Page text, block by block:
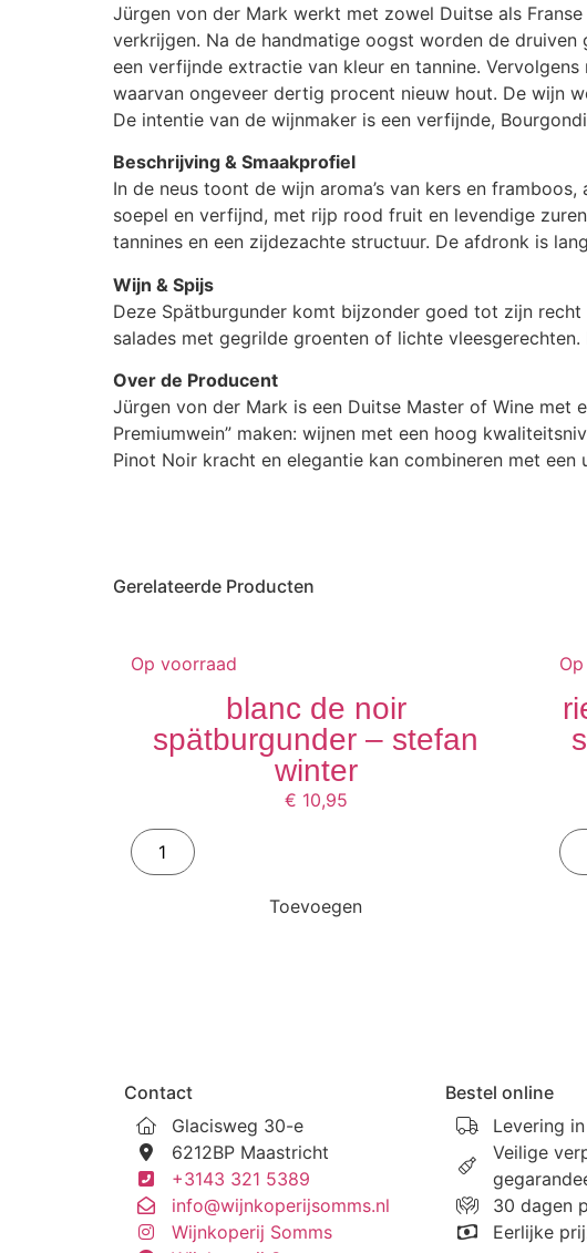
Jürgen von der Mark werkt met zowel Duitse als
verkrijgen. Na de handmatige oogst worden de
een verfijnde extractie van kleur en tannine.
waarvan ongeveer dertig procent nieuw hout. De wijn
De intentie van de wijnmaker is een verfijnde,
Beschrijving & Smaakprofiel
In de neus toont de wijn aroma’s van kers en
soepel en verfijnd, met rijp rood fruit en levendige
tannines en een zijdezachte structuur. De afdronk is
Wijn & Spijs
Deze Spätburgunder komt bijzonder goed tot zijn
salades met gegrilde groenten of lichte
Over de Producent
Jürgen von der Mark is een Duitse Master of Wine met
Premiumwein” maken: wijnen met een hoog
Pinot Noir kracht en elegantie kan combineren met een
Gerelateerde Producten
Op voorraad
blanc de noir
spätburgunder – stefan
winter
€ 10,95
Toevoegen
Contact
Glacisweg 30-e
6212BP Maastricht
+3143 321 5389
info@wijnkoperijsomms.nl
Wijnkoperij Somms
Bestel online
Levering
Veilige
30 dagen
Eerlijke